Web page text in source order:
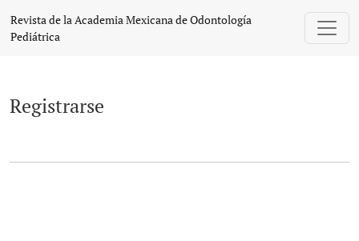
Revista de la Academia Mexicana de Odontología
Pediátrica
Registrarse